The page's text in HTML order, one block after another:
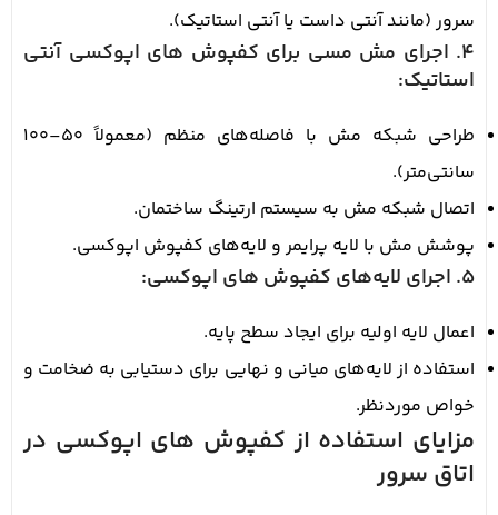
سرور (مانند آنتی داست یا آنتی استاتیک).
4. اجرای مش مسی برای کفپوش های اپوکسی آنتی
استاتیک:
طراحی شبکه مش با فاصله‌های منظم (معمولاً 50–100
سانتی‌متر).
اتصال شبکه مش به سیستم ارتینگ ساختمان.
پوشش مش با لایه پرایمر و لایه‌های کفپوش اپوکسی.
5. اجرای لایه‌های کفپوش های اپوکسی:
اعمال لایه اولیه برای ایجاد سطح پایه.
استفاده از لایه‌های میانی و نهایی برای دستیابی به ضخامت و
خواص موردنظر.
مزایای استفاده از کفپوش های اپوکسی در
اتاق سرور